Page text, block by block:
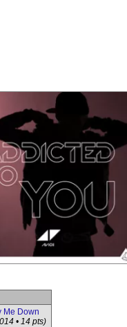
Me Down
• 14 pts)